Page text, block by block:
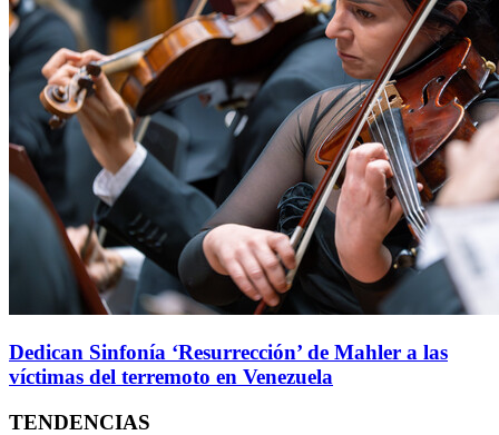
Dedican Sinfonía ‘Resurrección’ de Mahler a las
víctimas del terremoto en Venezuela
TENDENCIAS